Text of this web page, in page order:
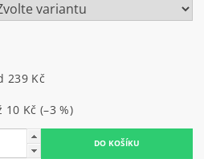
239 Kč
10 Kč (–3 %)